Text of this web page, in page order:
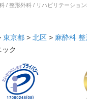
/ 整形外科 / リハビリテーショ
東京都 > 北区 > 麻酔科 整
ク